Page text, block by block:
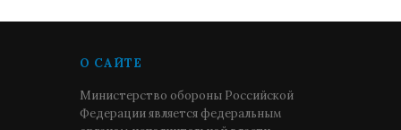
О САЙТЕ
Министерство обороны Российской
Федерации является федеральным